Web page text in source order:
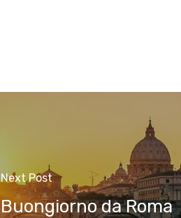
Next Post
Buongiorno da Roma